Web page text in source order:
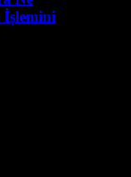
İşlemini